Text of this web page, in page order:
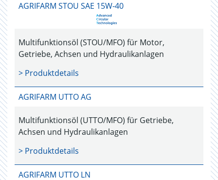
AGRIFARM STOU SAE 15W-40
Multifunktionsöl (STOU/MFO) für Motor,
Getriebe, Achsen und Hydraulikanlagen
> Produktdetails
AGRIFARM UTTO AG
Multifunktionsöl (UTTO/MFO) für Getriebe,
Achsen und Hydraulikanlagen
> Produktdetails
AGRIFARM UTTO LN